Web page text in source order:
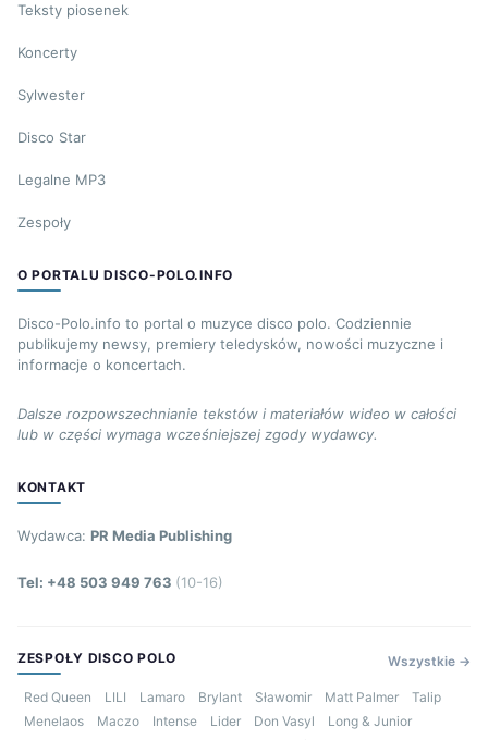
Teksty piosenek
Koncerty
Sylwester
Disco Star
Legalne MP3
Zespoły
O PORTALU DISCO-POLO.INFO
Disco-Polo.info to portal o muzyce disco polo. Codziennie
publikujemy newsy, premiery teledysków, nowości muzyczne i
informacje o koncertach.
Dalsze rozpowszechnianie tekstów i materiałów wideo w całości
lub w części wymaga wcześniejszej zgody wydawcy.
KONTAKT
Wydawca: PR Media Publishing
Tel: +48 503 949 763 (10-16)
ZESPOŁY DISCO POLO Wszystkie →
Red Queen LILI Lamaro Brylant Sławomir Matt Palmer
Talip
Menelaos
Maczo Intense Lider Don Vasyl
Long & Junior